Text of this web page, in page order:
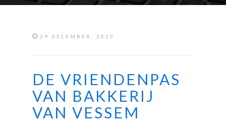
29 DECEMBER, 2020
DE VRIENDENPAS
VAN BAKKERIJ
VAN VESSEM